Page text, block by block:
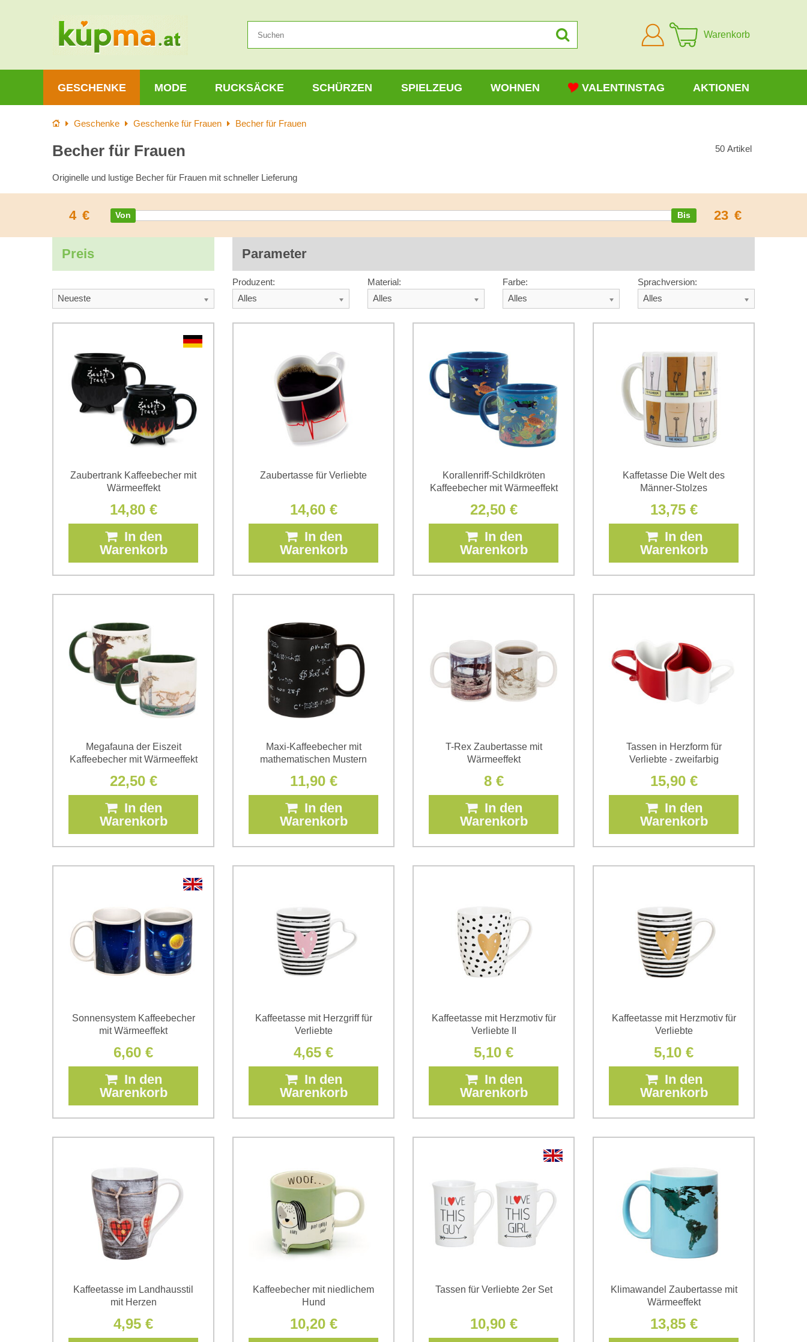
Anmelden
Warenkorb
GESCHENKE MODE RUCKSÄCKE SCHÜRZEN SPIELZEUG WOHNEN VALENTINSTAG AKTIONEN
StartseiteGeschenke Geschenke für Frauen Becher für Frauen
Becher für Frauen 50 Artikel
Originelle und lustige Becher für Frauen mit schneller Lieferung
4 € 23 €
Preis Parameter
Neueste
Produzent:
Alles
Material:
Alles
Farbe:
Alles
Sprachversion:
Alles
Zaubertrank Kaffeebecher mit
Wärmeeffekt
14,80 €
In den
Warenkorb
Zaubertasse für Verliebte
14,60 €
In den
Warenkorb
Korallenriff-Schildkröten
Kaffeebecher mit Wärmeeffekt
22,50 €
In den
Warenkorb
Kaffetasse Die Welt des
Männer-Stolzes
13,75 €
In den
Warenkorb
Megafauna der Eiszeit
Kaffeebecher mit Wärmeeffekt
22,50 €
In den
Warenkorb
Maxi-Kaffeebecher mit
mathematischen Mustern
11,90 €
In den
Warenkorb
T-Rex Zaubertasse mit
Wärmeeffekt
8 €
In den
Warenkorb
Tassen in Herzform für
Verliebte - zweifarbig
15,90 €
In den
Warenkorb
Sonnensystem Kaffeebecher
mit Wärmeeffekt
6,60 €
In den
Warenkorb
Kaffeetasse mit Herzgriff für
Verliebte
4,65 €
In den
Warenkorb
Kaffeetasse mit Herzmotiv für
Verliebte II
5,10 €
In den
Warenkorb
Kaffeetasse mit Herzmotiv für
Verliebte
5,10 €
In den
Warenkorb
Kaffeetasse im Landhausstil
mit Herzen
4,95 €
Kaffeebecher mit niedlichem
Hund
10,20 €
Tassen für Verliebte 2er Set
10,90 €
Klimawandel Zaubertasse mit
Wärmeeffekt
13,85 €